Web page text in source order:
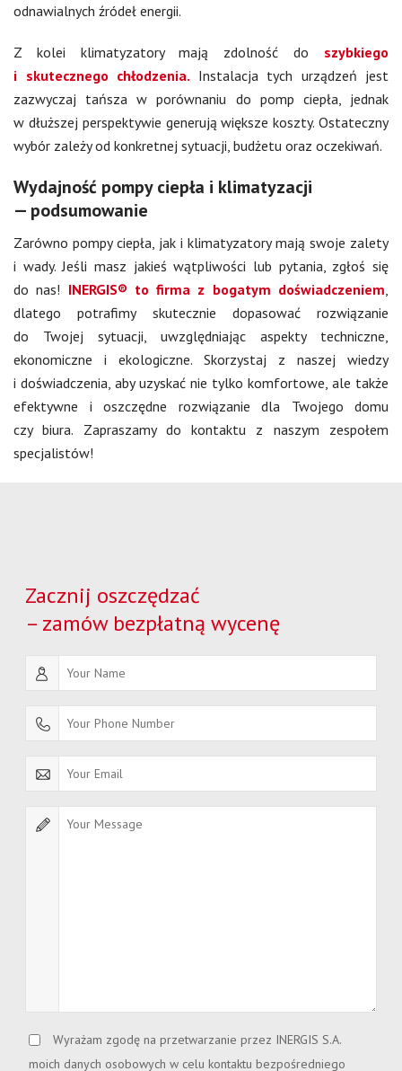
odnawialnych źródeł energii.
Z kolei klimatyzatory mają zdolność do szybkiego
i skutecznego chłodzenia. Instalacja tych urządzeń jest
zazwyczaj tańsza w porównaniu do pomp ciepła, jednak
w dłuższej perspektywie generują większe koszty. Ostateczny
wybór zależy od konkretnej sytuacji, budżetu oraz oczekiwań.
Wydajność pompy ciepła i klimatyzacji
— podsumowanie
Zarówno pompy ciepła, jak i klimatyzatory mają swoje zalety
i wady. Jeśli masz jakieś wątpliwości lub pytania, zgłoś się
do nas! INERGIS® to firma z bogatym doświadczeniem
dlatego potrafimy skutecznie dopasować rozwiązanie
do Twojej sytuacji, uwzględniając aspekty techniczne,
ekonomiczne i ekologiczne. Skorzystaj z naszej wiedzy
i doświadczenia, aby uzyskać nie tylko komfortowe, ale także
efektywne i oszczędne rozwiązanie dla Twojego domu
czy biura. Zapraszamy do kontaktu z naszym zespołem
specjalistów!
Zacznij oszczędzać
– zamów bezpłatną wycenę
Wyrażam zgodę na przetwarzanie przez INERGIS S.A.
moich danych osobowych w celu kontaktu bezpośredniego